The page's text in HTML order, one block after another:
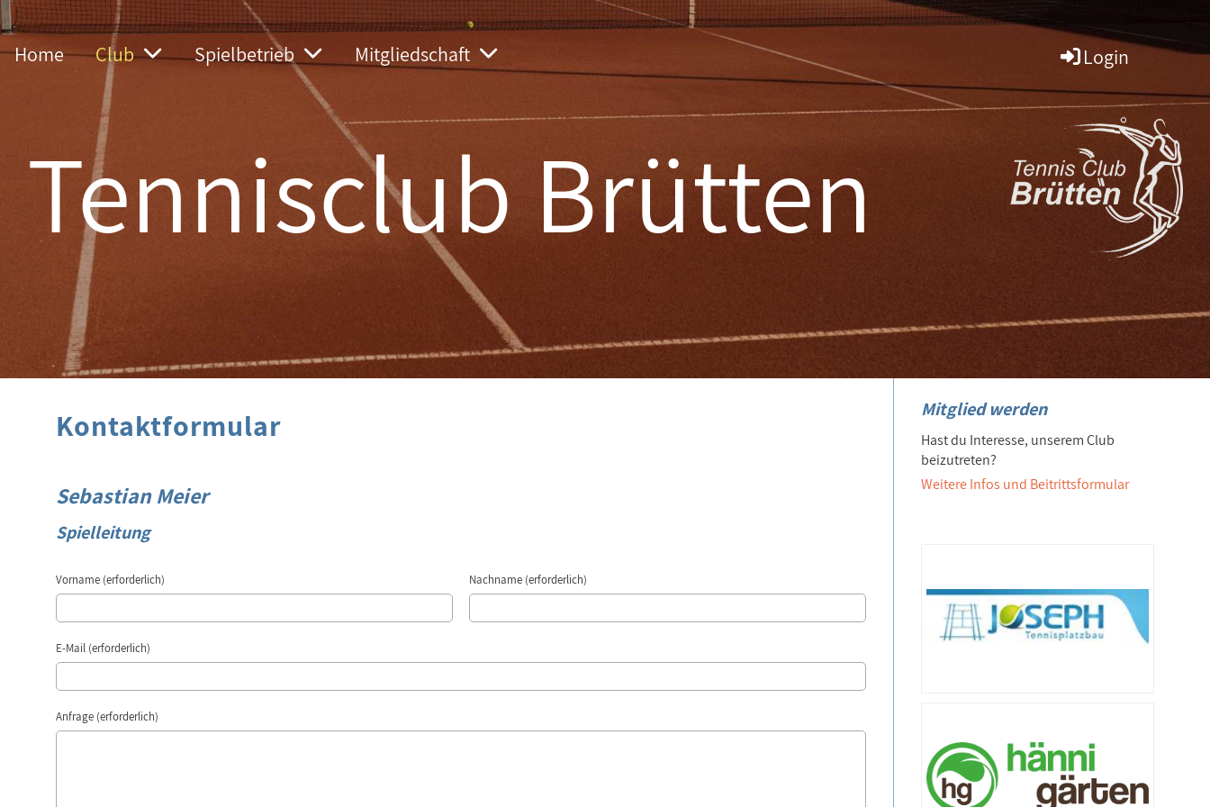
Home Club Spielbetrieb Mitgliedschaft Login
Tennisclub Brütten
Kontaktformular
Sebastian Meier
Spielleitung
Vorname (erforderlich) Nachname (erforderlich)
E-Mail (erforderlich)
Anfrage (erforderlich)
Mitglied werden
Hast du Interesse, unserem Club
beizutreten?
Weitere Infos und Beitrittsformular